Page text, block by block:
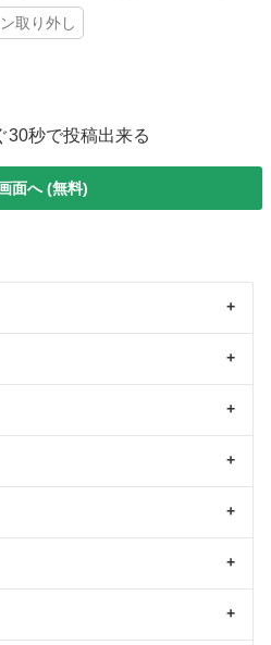
取り外し
30秒で投稿出来る
面へ (無料)